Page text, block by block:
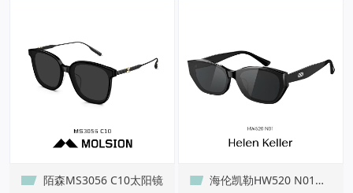
陌森MS3056 C10太阳镜 海伦凯勒HW520 N01太阳镜